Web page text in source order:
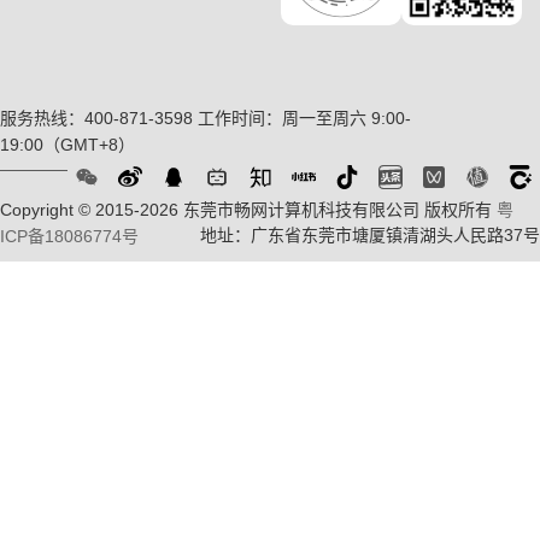
服务热线：400-871-3598 工作时间：周一至周六 9:00-
19:00（GMT+8）
Copyright © 2015-2026 东莞市畅网计算机科技有限公司 版权所有 粤
ICP备18086774号
地址：广东省东莞市塘厦镇清湖头人民路37号